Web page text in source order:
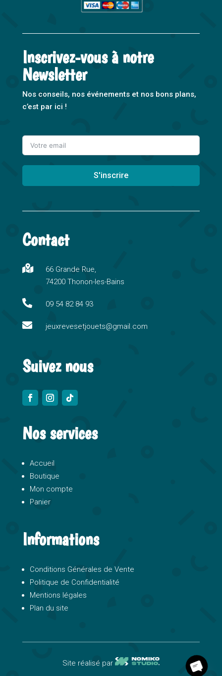
Inscrivez-vous à notre
Newsletter
Nos conseils, nos événements et nos bons plans,
c’est par ici !
S'inscrire
l
e
n
a
i
e
Contact

66 Grande Rue,
74200 Thonon-les-Bains
 09 54 82 84 93
 jeuxrevesetjouets@gmail.com
Suivez nous
Nos services
Accueil
Boutique
Mon compte
Panier
Informations
Conditions Générales de Vente
Politique de Confidentialité
Mentions légales
Plan du site
Site réalisé par
chaty